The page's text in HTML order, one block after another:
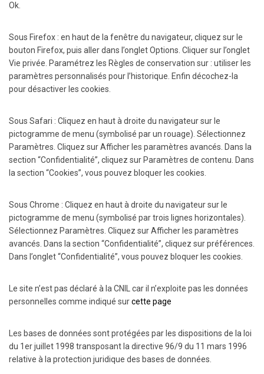
Ok.
Sous Firefox : en haut de la fenêtre du navigateur, cliquez sur le
bouton Firefox, puis aller dans l’onglet Options. Cliquer sur l’onglet
Vie privée. Paramétrez les Règles de conservation sur : utiliser les
paramètres personnalisés pour l’historique. Enfin décochez-la
pour désactiver les cookies.
Sous Safari : Cliquez en haut à droite du navigateur sur le
pictogramme de menu (symbolisé par un rouage). Sélectionnez
Paramètres. Cliquez sur Afficher les paramètres avancés. Dans la
section “Confidentialité”, cliquez sur Paramètres de contenu. Dans
la section “Cookies”, vous pouvez bloquer les cookies.
Sous Chrome : Cliquez en haut à droite du navigateur sur le
pictogramme de menu (symbolisé par trois lignes horizontales).
Sélectionnez Paramètres. Cliquez sur Afficher les paramètres
avancés. Dans la section “Confidentialité”, cliquez sur préférences.
Dans l’onglet “Confidentialité”, vous pouvez bloquer les cookies.
Le site n’est pas déclaré à la CNIL car il n’exploite pas les données
personnelles comme indiqué surcette page
Les bases de données sont protégées par les dispositions de la loi
du 1er juillet 1998 transposant la directive 96/9 du 11 mars 1996
relative à la protection juridique des bases de données.